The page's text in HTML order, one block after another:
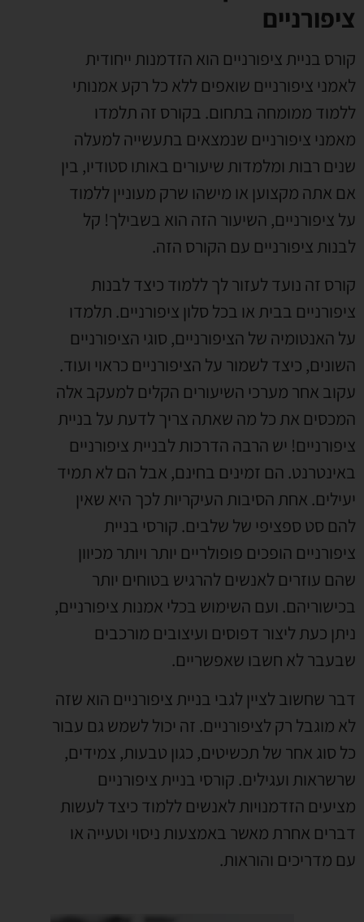
ציפורניים
קורס בניית ציפורניים הוא הזדמנות ייחודית
לאמני ציפורניים שואפים ללא כל רקע אמנותי
ללמוד ממומחה בתחום. בקורס זה תלמדו
מאמני ציפורניים שנמצאים בתעשייה למעלה
שנים רבות ומלמדות שיעורים באותו סטודיו, בין
אם אתה מקצוען או מישהו שרק מעוניין ללמוד
על ציפורניים, השיעור הזה הוא בשבילך! קל
לבנות ציפורניים עם הקורס הזה.
קורס זה נועד לעזור לך ללמוד כיצד לבנות
ציפורניים בבית או בכל סלון ציפורניים. תלמדו
על האנטומיה של הציפורניים, סוגי הציפורניים
השונים, כיצד לשמור על הציפורניים כראוי ועוד.
עקוב אחר מערכי השיעורים הקלים למעקב אלה
המכסים את כל מה שאתה צריך לדעת על בניית
ציפורניים! יש הרבה הדרכות לבניית ציפורניים
באינטרנט. הם זמינים בחינם, אבל הם לא תמיד
יעילים. אחת הסיבות העיקריות לכך היא שאין
להם סט ספציפי של שלבים. קורסי בניית
ציפורניים הופכים פופולריים יותר ויותר מכיוון
שהם עוזרים לאנשים להרגיש בטוחים יותר
בכישוריהם. ועם השימוש בכלי אמנות ציפורניים,
ניתן כעת ליצור דפוסים ועיצובים מורכבים
שבעבר לא חשבו שאפשריים.
דבר שחשוב לציין לגבי בניית ציפורניים הוא שזה
לא מוגבל רק לציפורניים. זה יכול לשמש גם עבור
כל סוג אחר של תכשיטים, כגון טבעות, צמידים,
שרשראות ועגילים. קורסי בניית ציפורניים
מציעים הזדמנויות לאנשים ללמוד כיצד לעשות
דברים אחרת מאשר באמצעות ניסוי וטעייה או
עם מדריכים והוראות.